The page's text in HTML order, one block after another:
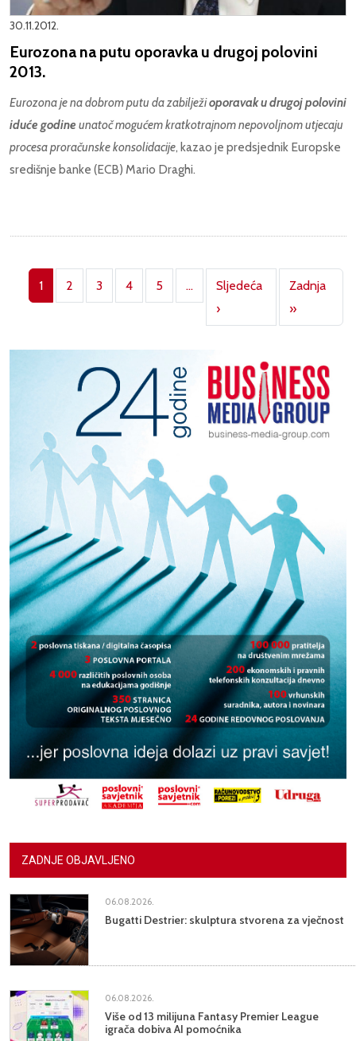
30.11.2012.
Eurozona na putu oporavka u drugoj polovini
2013.
Eurozona je na dobrom putu da zabilježioporavak u drugoj polovini
iduće godine unatoč mogućem kratkotrajnom nepovoljnom utjecaju
procesa proračunske konsolidacije, kazao je predsjednik Europske
središnje banke (ECB) Mario Draghi.
Pagination
1 2 3 4 5 …
Sljedeća
›Next page
Zadnja
»Last page
ZADNJE OBJAVLJENO
06.08.2026.
Bugatti Destrier: skulptura stvorena za vječnost
06.08.2026.
Više od 13 milijuna Fantasy Premier League
igrača dobiva AI pomoćnika